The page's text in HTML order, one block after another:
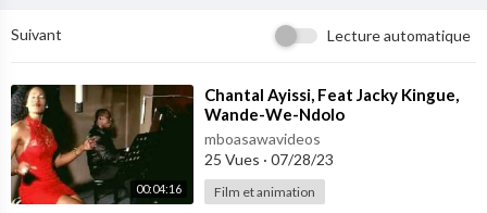
Suivant Lecture automatique
00:04:16
⁣Chantal Ayissi, Feat Jacky Kingue,
Wande-We-Ndolo
mboasawavideos
25 Vues · 07/28/23
Film et animation